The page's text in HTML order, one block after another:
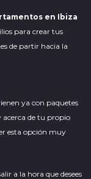
en Ibiza
para crear tus
de partir hacia la
ya con paquetes
acerca de tu propio
esta opción muy
a la hora que desees